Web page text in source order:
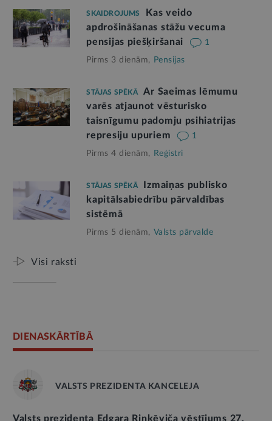
SKAIDROJUMS
Kas veido
apdrošināšanas stāžu vecuma
pensijas piešķiršanai
1
Pirms 3 dienām, Pensijas
STĀJAS SPĒKĀ
Ar Saeimas lēmumu
varēs atjaunot vēsturisko
taisnīgumu padomju psihiatrijas
represiju upuriem
1
Pirms 4 dienām, Reģistri
STĀJAS SPĒKĀ
Izmaiņas publisko
kapitālsabiedrību pārvaldības
sistēmā
Pirms 5 dienām, Valsts pārvalde
Visi raksti
DIENASKĀRTĪBĀ
VALSTS PREZIDENTA KANCELEJA
Valsts prezidenta Edgara Rinkēviča vēstījums 27.